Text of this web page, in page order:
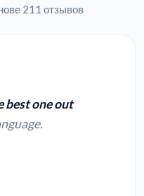
211 отзывов
best one out